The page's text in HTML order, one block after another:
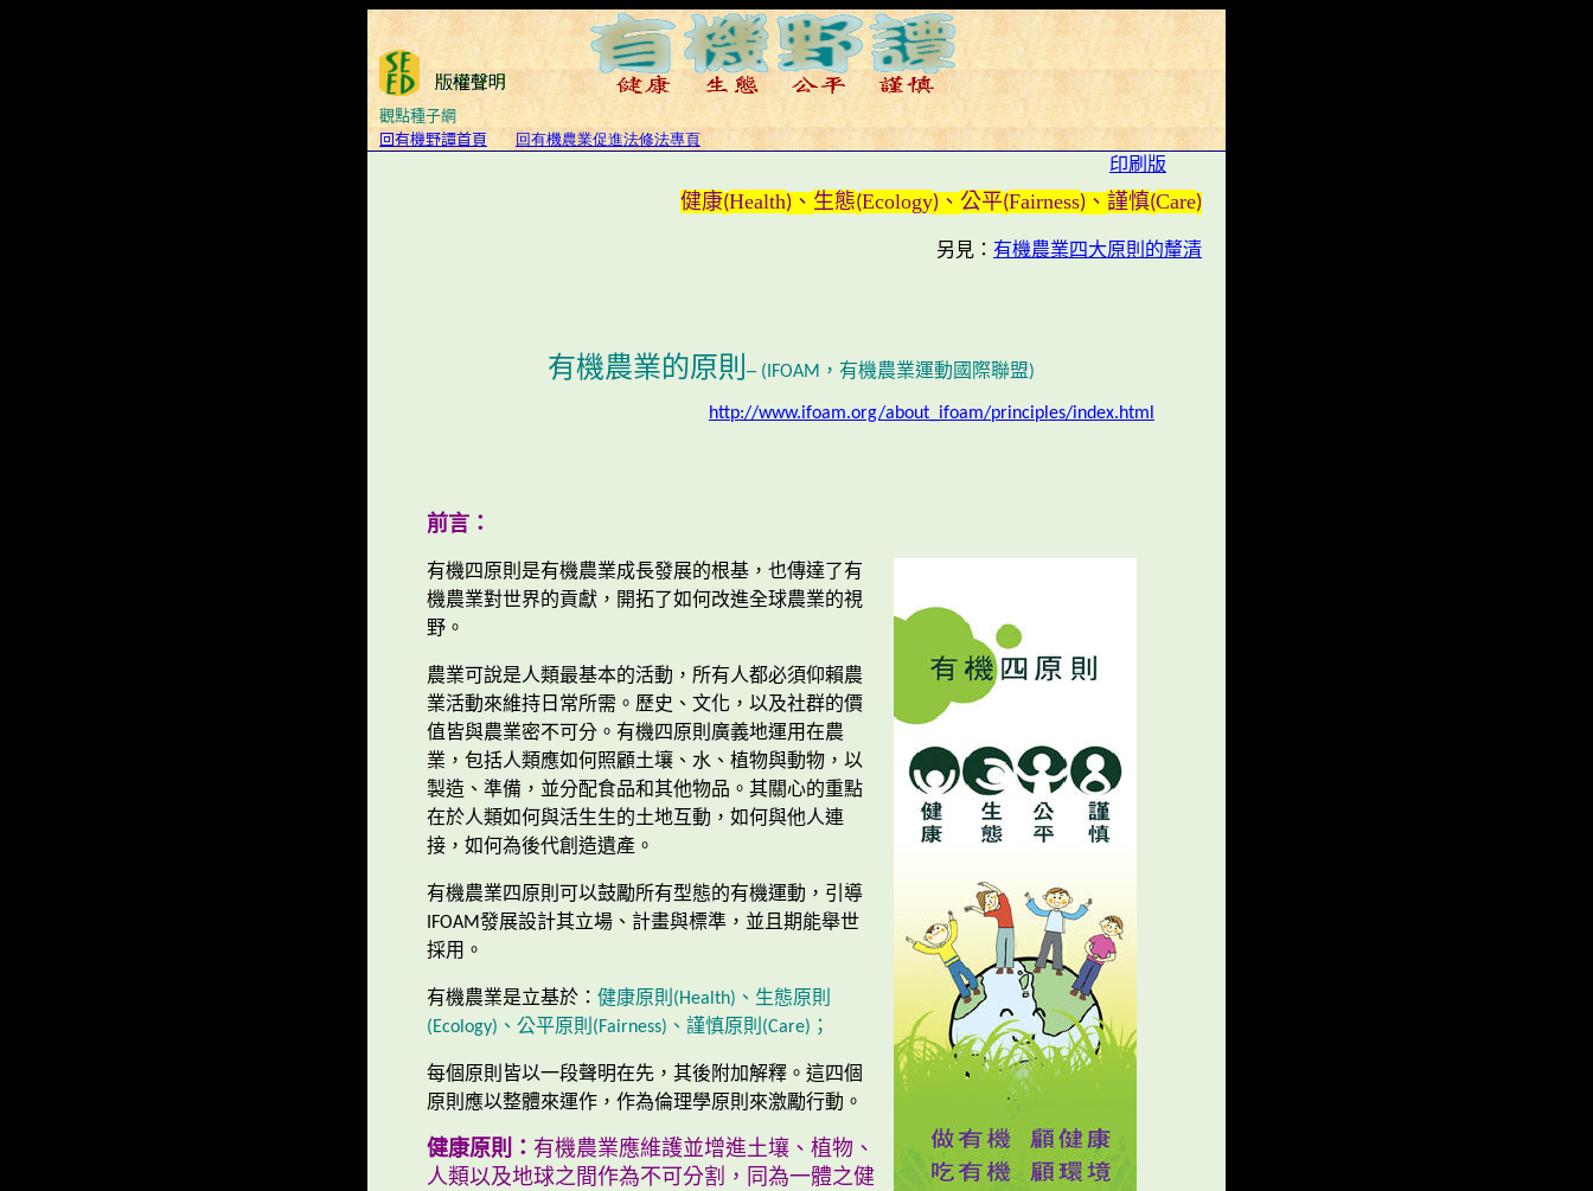
觀點種子網
回有機野譚首頁
回有機農業促進法修法專頁
印刷版
健康(Health)、 生態(Ecology)、 公平(Fairness)、 謹慎(Care)
另見： 有機農業四大原則的釐清
有機農業的原則 ─ (IFOAM，有機農業運動國際聯盟)
http://www.ifoam.org/about_ifoam/principles/index.html
前言：
有機四原則是有機農業成長發展的根基，也傳達了有
機農業對世界的貢獻，開拓了如何改進全球農業的視
野。
農業可說是人類最基本的活動，所有人都必須仰賴農
業活動來維持日常所需。歷史、文化，以及社群的價
值皆與農業密不可分。有機四原則廣義地運用在農
業，包括人類應如何照顧土壤、水、植物與動物，以
製造、準備，並分配食品和其他物品。其關心的重點
在於人類如何與活生生的土地互動，如何與他人連
接，如何為後代創造遺產。
有機農業四原則可以鼓勵所有型態的有機運動，引導
IFOAM發展設計其立場、計畫與標準，並且期能舉世
採用。
有機農業是立基於： 健康原則(Health)、生態原則
(Ecology)、公平原則(Fairness)、謹慎原則(Care)；
每個原則皆以一段聲明在先，其後附加解釋。這四個
原則應以整體來運作，作為倫理學原則來激勵行動。
健康原則： 有機農業應維護並增進土壤、植物、
人類以及地球之間作為不可分割，同為一體之健